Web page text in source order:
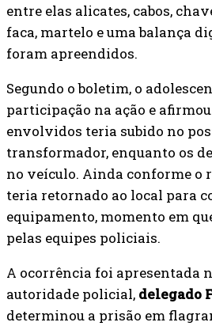
entre elas alicates, cabos,
faca, martelo e uma balança
foram apreendidos.
Segundo o boletim, o
participação na ação e
envolvidos teria subido no
transformador, enquanto os
no veículo. Ainda conforme o
teria retornado ao local para
equipamento, momento em
pelas equipes policiais.
A ocorrência foi apresentada
autoridade policial, delegado
determinou a prisão em